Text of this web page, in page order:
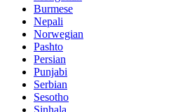
Burmese
Nepali
Norwegian
Pashto
Persian
Punjabi
Serbian
Sesotho
Sinhala